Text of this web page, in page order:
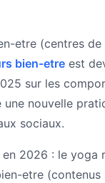
etre (centres
bien-etre est
sur les
une nouvelle
sociaux.
2026 : le
etre